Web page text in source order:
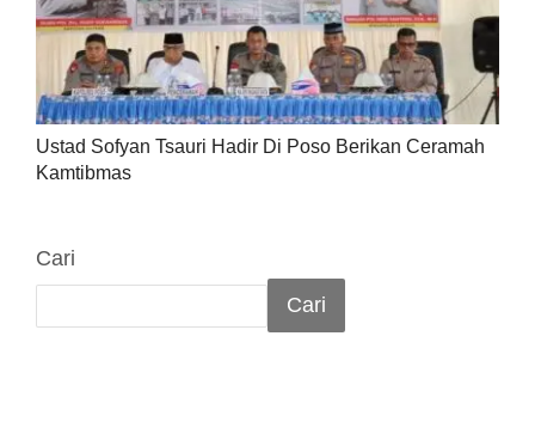
Ustad Sofyan Tsauri Hadir Di Poso Berikan Ceramah
Kamtibmas
Cari
Cari